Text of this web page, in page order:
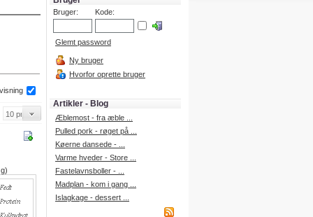
Bruger: Kode:
Glemt password
Ny bruger
Hvorfor oprette bruger
Artikler - Blog
Æblemost - fra æble ...
Pulled pork - røget på ...
Køerne dansede - ...
Varme hveder - Store ...
Fastelavnsboller - ...
Madplan - kom i gang ...
Islagkage - dessert ...